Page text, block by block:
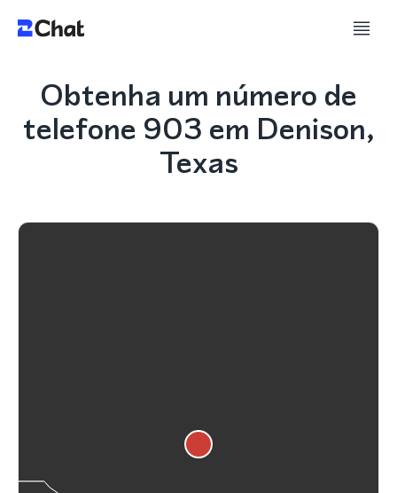
Obtenha um número de
telefone 903 em Denison,
Texas